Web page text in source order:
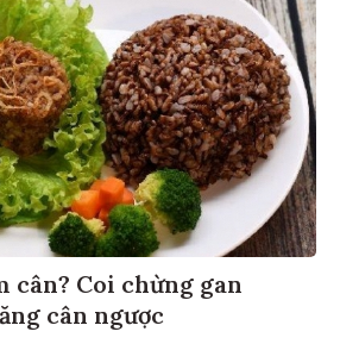
cân? Coi chừng gan
cân ngược